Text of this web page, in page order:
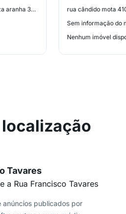
avenida olavo egídio de souza aranha 368, Ermelino Matarazzo
rua cândido mota
Sem informação do
Nenhum imóvel
localização
Tavares
a Rua Francisco Tavares
anúncios publicados por